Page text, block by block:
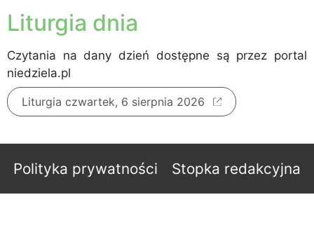
Liturgia dnia
Czytania na dany dzień dostępne są przez portal
niedziela.pl
Liturgia czwartek, 6 sierpnia 2026
Polityka prywatności Stopka redakcyjna